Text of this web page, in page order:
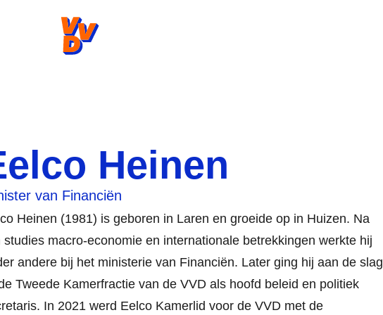
VVD.nl - Ga naar de homepage
Heinen
van Financiën
Heinen (1981) is geboren in Laren en groeide op in Huizen. Na
studies macro-economie en internationale betrekkingen werkte hij
andere bij het ministerie van Financiën. Later ging hij aan de slag
Tweede Kamerfractie van de VVD als hoofd beleid en politiek
In 2021 werd Eelco Kamerlid voor de VVD met de